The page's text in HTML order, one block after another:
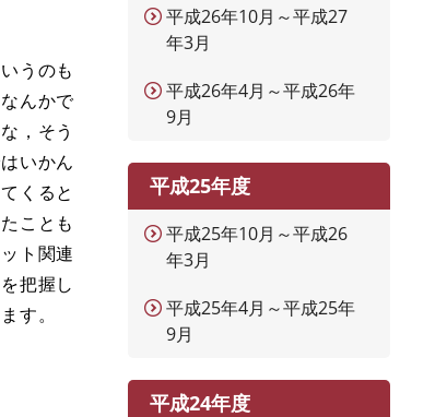
うのも
んかで
，そう
いかん
くると
ことも
ト関連
把握し
す。
平成26年10月～平成27
年3月
平成26年4月～平成26年
9月
平成25年度
平成25年10月～平成26
年3月
平成25年4月～平成25年
9月
平成24年度